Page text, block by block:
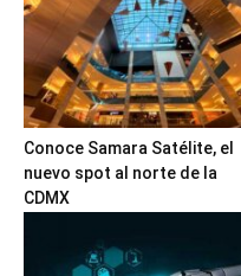
Conoce Samara Satélite, el
nuevo spot al norte de la
CDMX